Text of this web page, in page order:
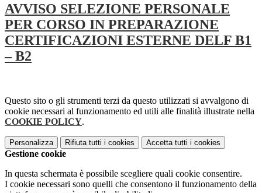
AVVISO SELEZIONE PERSONALE
PER CORSO IN PREPARAZIONE
CERTIFICAZIONI ESTERNE DELF B1
– B2
Questo sito o gli strumenti terzi da questo utilizzati si avvalgono di
cookie necessari al funzionamento ed utili alle finalità illustrate nella
COOKIE POLICY.
Personalizza Rifiuta tutti i cookies Accetta tutti i cookies
Gestione cookie
In questa schermata è possibile scegliere quali cookie consentire.
I cookie necessari sono quelli che consentono il funzionamento della